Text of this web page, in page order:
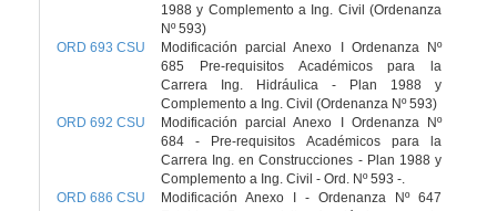
1988 y Complemento a Ing. Civil (Ordenanza
Nº 593)
ORD 693 CSU
Modificación parcial Anexo I Ordenanza Nº
685 Pre-requisitos Académicos para la
Carrera Ing. Hidráulica - Plan 1988 y
Complemento a Ing. Civil (Ordenanza Nº 593)
ORD 692 CSU
Modificación parcial Anexo I Ordenanza Nº
684 - Pre-requisitos Académicos para la
Carrera Ing. en Construcciones - Plan 1988 y
Complemento a Ing. Civil - Ord. Nº 593 -.
ORD 686 CSU
Modificación Anexo I - Ordenanza Nº 647